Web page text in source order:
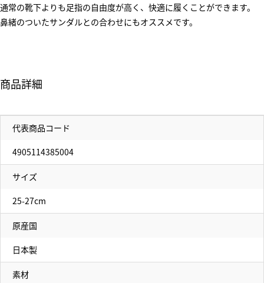
通常の靴下よりも足指の自由度が高く、快適に履くことができます。
鼻緒のついたサンダルとの合わせにもオススメです。
商品詳細
代表商品コード
4905114385004
サイズ
25-27cm
原産国
日本製
素材